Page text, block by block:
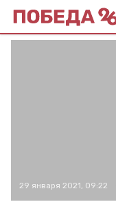
29 января 2021, 09:22